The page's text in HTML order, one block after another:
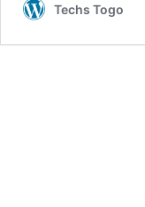
Techs Togo